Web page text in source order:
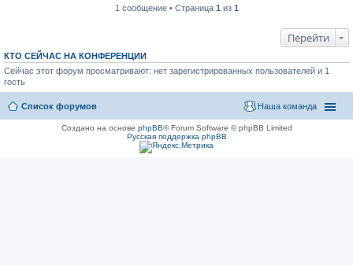
1 сообщение • Страница 1 из 1
Перейти
КТО СЕЙЧАС НА КОНФЕРЕНЦИИ
Сейчас этот форум просматривают: нет зарегистрированных пользователей и 1
гость
Список форумов Наша команда
Создано на основе phpBB® Forum Software © phpBB Limited
Русская поддержка phpBB